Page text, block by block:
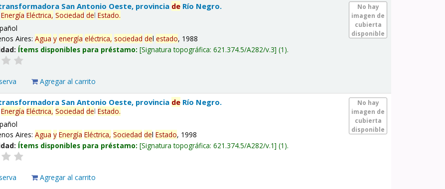
No hay
imagen de
cubierta
disponible
San Antonio Oeste, provincia de Río Negro.
Energía Eléctrica, Sociedad delEstado.
Aires:Agua y energía eléctrica, sociedad delestado, 1988
Ítems disponibles para préstamo: Signatura topográfica:621.374.5/A282/v.3 (1).
Agregar al carrito
No hay
imagen de
cubierta
disponible
San Antonio Oeste, provincia de Río Negro.
Energía Eléctrica, Sociedad delEstado.
Aires:Agua y Energía Eléctrica, Sociedad delEstado, 1998
Ítems disponibles para préstamo: Signatura topográfica:621.374.5/A282/v.1 (1).
Agregar al carrito